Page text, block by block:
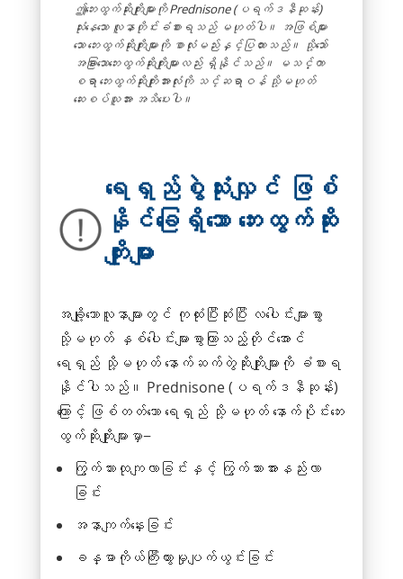
ဤဘေးထွက်ဆိုးကျိုးများကို Prednisone (ပရက်ဒနီဆုန်း)
သုံးနေသော လူနာတိုင်းခံစားရသည် မဟုတ်ပါ။ အဖြစ်များ
သော ဘေးထွက်ဆိုးကျိုးများကို စာလုံးမည်းနှင့်ပြထားသည်။ သို့သော်
အခြားသောဘေးထွက်ဆိုးကျိုးများလည်း ရှိနိုင်သည်။ မသင်္ကာ
စရာ ဘေးထွက်ဆိုးကျိုးအားလုံးကို သင့်ဆရာဝန် သို့မဟုတ်
ဆေးစပ်သူအား အသိပေးပါ။
ရေရှည်စွဲသုံးလျှင် ဖြစ်
နိုင်ခြေရှိသော ဘေးထွက်ဆိုး
ကျိုးများ
အချို့သောလူနာများတွင် ကုထုံးပြီးဆုံးပြီး လပေါင်းများစွာ
သို့မဟုတ် နှစ်ပေါင်းများစွာကြာသည့်တိုင်အောင်
ရေရှည် သို့မဟုတ် နောက်ဆက်တွဲဆိုးကျိုးများကို ခံစားရ
နိုင်ပါသည်။ Prednisone (ပရက်ဒနီဆုန်း)
ကြောင့် ဖြစ်တတ်သော ရေရှည် သို့မဟုတ် နောက်ပိုင်းဘေး
ထွက်ဆိုးကျိုးများမှာ−
ကြွက်သားထုကျလာခြင်းနှင့် ကြွက်သားအားနည်းလာ
ခြင်း
အနာကျက်နှေးခြင်း
ခန္ဓာကိုယ်ကြီးထွားမှုပျက်ယွင်းခြင်း